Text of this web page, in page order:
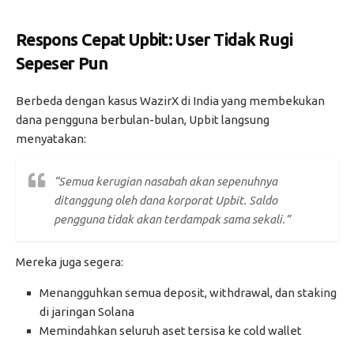
Respons Cepat Upbit: User Tidak Rugi
Sepeser Pun
Berbeda dengan kasus WazirX di India yang membekukan
dana pengguna berbulan-bulan, Upbit langsung
menyatakan:
“Semua kerugian nasabah akan sepenuhnya
ditanggung oleh dana korporat Upbit. Saldo
pengguna tidak akan terdampak sama sekali.”
Mereka juga segera:
Menangguhkan semua deposit, withdrawal, dan staking
di jaringan Solana
Memindahkan seluruh aset tersisa ke cold wallet